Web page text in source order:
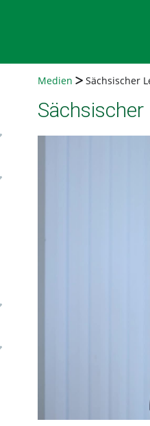
Medien Sächsischer